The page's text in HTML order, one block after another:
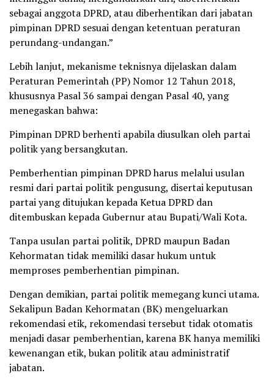
sebagai anggota DPRD, atau diberhentikan dari jabatan
pimpinan DPRD sesuai dengan ketentuan peraturan
perundang-undangan.”
Lebih lanjut, mekanisme teknisnya dijelaskan dalam
Peraturan Pemerintah (PP) Nomor 12 Tahun 2018,
khususnya Pasal 36 sampai dengan Pasal 40, yang
menegaskan bahwa:
Pimpinan DPRD berhenti apabila diusulkan oleh partai
politik yang bersangkutan.
Pemberhentian pimpinan DPRD harus melalui usulan
resmi dari partai politik pengusung, disertai keputusan
partai yang ditujukan kepada Ketua DPRD dan
ditembuskan kepada Gubernur atau Bupati/Wali Kota.
Tanpa usulan partai politik, DPRD maupun Badan
Kehormatan tidak memiliki dasar hukum untuk
memproses pemberhentian pimpinan.
Dengan demikian, partai politik memegang kunci utama.
Sekalipun Badan Kehormatan (BK) mengeluarkan
rekomendasi etik, rekomendasi tersebut tidak otomatis
menjadi dasar pemberhentian, karena BK hanya memiliki
kewenangan etik, bukan politik atau administratif
jabatan.